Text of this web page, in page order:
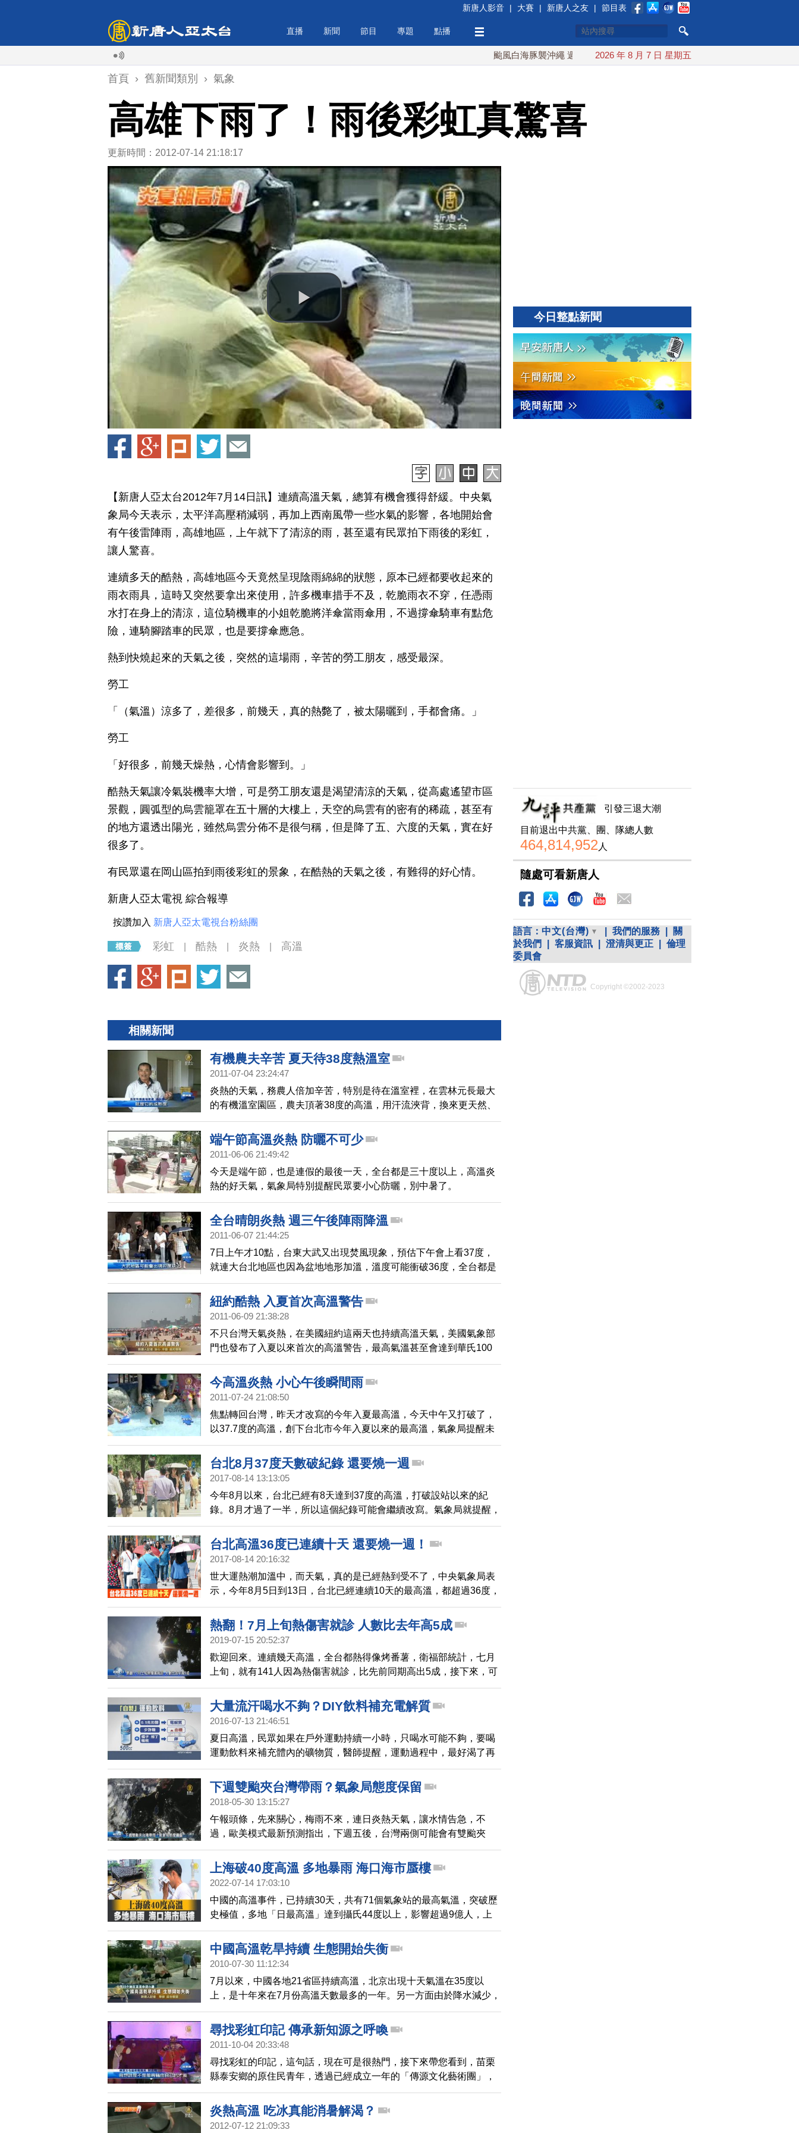
新唐人影音 | 大賽 | 新唐人之友 | 節目表
直播 新聞 節目 專題 點播
颱風白海豚襲沖繩 週末最近台灣 10日登陸浙江 川普預透露美伊談判進展 美彈藥
2026 年 8 月 7 日 星期五
首頁 › 舊新聞類別 › 氣象
高雄下雨了！雨後彩虹真驚喜
更新時間：2012-07-14 21:18:17
【新唐人亞太台2012年7月14日訊】連續高溫天氣，總算有機會獲得舒緩。中央氣
象局今天表示，太平洋高壓稍減弱，再加上西南風帶一些水氣的影響，各地開始會
有午後雷陣雨，高雄地區，上午就下了清涼的雨，甚至還有民眾拍下雨後的彩虹，
讓人驚喜。
連續多天的酷熱，高雄地區今天竟然呈現陰雨綿綿的狀態，原本已經都要收起來的
雨衣雨具，這時又突然要拿出來使用，許多機車措手不及，乾脆雨衣不穿，任憑雨
水打在身上的清涼，這位騎機車的小姐乾脆將洋傘當雨傘用，不過撐傘騎車有點危
險，連騎腳踏車的民眾，也是要撐傘應急。
熱到快燒起來的天氣之後，突然的這場雨，辛苦的勞工朋友，感受最深。
勞工
「（氣溫）涼多了，差很多，前幾天，真的熱斃了，被太陽曬到，手都會痛。」
勞工
「好很多，前幾天燥熱，心情會影響到。」
酷熱天氣讓冷氣裝機率大增，可是勞工朋友還是渴望清涼的天氣，從高處遙望市區
景觀，圓弧型的烏雲籠罩在五十層的大樓上，天空的烏雲有的密有的稀疏，甚至有
的地方還透出陽光，雖然烏雲分佈不是很勻稱，但是降了五、六度的天氣，實在好
很多了。
有民眾還在岡山區拍到雨後彩虹的景象，在酷熱的天氣之後，有難得的好心情。
新唐人亞太電視 綜合報導
按讚加入 新唐人亞太電視台粉絲團
彩虹 酷熱 炎熱 高溫
相關新聞
有機農夫辛苦 夏天待38度熱溫室
2011-07-04 23:24:47
炎熱的天氣，務農人倍加辛苦，特別是待在溫室裡，在雲林元長最大
的有機溫室園區，農夫頂著38度的高溫，用汗流浹背，換來更天然、
更漂亮的農作物，帶您去看看。
端午節高溫炎熱 防曬不可少
2011-06-06 21:49:42
今天是端午節，也是連假的最後一天，全台都是三十度以上，高溫炎
熱的好天氣，氣象局特別提醒民眾要小心防曬，別中暑了。
全台晴朗炎熱 週三午後陣雨降溫
2011-06-07 21:44:25
7日上午才10點，台東大武又出現焚風現象，預估下午會上看37度，
就連大台北地區也因為盆地地形加溫，溫度可能衝破36度，全台都是
炎熱的天氣，氣象局預測，高溫會持續到8日星期三上午，直到午後才
會有陣雨幫忙降溫度。
紐約酷熱 入夏首次高溫警告
2011-06-09 21:38:28
不只台灣天氣炎熱，在美國紐約這兩天也持續高溫天氣，美國氣象部
門也發布了入夏以來首次的高溫警告，最高氣溫甚至會達到華氏100
度，相當於攝氏37.78度，不過在度過了一個漫長寒冷的冬天後，入夏
首次的高溫天氣，反而讓紐約人更加開心。請看本台記者的報導。
今高溫炎熱 小心午後瞬間雨
2011-07-24 21:08:50
焦點轉回台灣，昨天才改寫的今年入夏最高溫，今天中午又打破了，
以37.7度的高溫，創下台北市今年入夏以來的最高溫，氣象局提醒未
來一兩天氣溫仍然會居高不下，而且還要注意午後熱對流會有瞬間大
雨、雷擊以及強陣風。不過天氣熱，自來水園區一早就擠爆了，大人
小孩泡在水裡，玩得不亦樂乎。
台北8月37度天數破紀錄 還要燒一週
2017-08-14 13:13:05
今年8月以來，台北已經有8天達到37度的高溫，打破設站以來的紀
錄。8月才過了一半，所以這個紀錄可能會繼續改寫。氣象局就提醒，
這個星期，北台灣高溫仍有可能達到37或38度，提醒民眾多注意防曬
及補充水份，高溫天氣，一直要到週末太平洋高壓減弱，水氣帶來午
後雷陣雨，才可能緩解。
台北高溫36度已連續十天 還要燒一週！
2017-08-14 20:16:32
世大運熱潮加溫中，而天氣，真的是已經熱到受不了，中央氣象局表
示，今年8月5日到13日，台北已經連續10天的最高溫，都超過36度，
而且，未來幾天，台北還是有機會出現36度以上的高溫，提醒民眾，
注意防曬、中暑。
熱翻！7月上旬熱傷害就診 人數比去年高5成
2019-07-15 20:52:37
歡迎回來。連續幾天高溫，全台都熱得像烤番薯，衛福部統計，七月
上旬，就有141人因為熱傷害就診，比先前同期高出5成，接下來，可
能會稍微降溫，因為在菲律賓東方海面的熱低壓，最快今天晚間，就
會升格成颱風，未來也不排除，直撲台灣。
大量流汗喝水不夠？DIY飲料補充電解質
2016-07-13 21:46:51
夏日高溫，民眾如果在戶外運動持續一小時，只喝水可能不夠，要喝
運動飲料來補充體內的礦物質，醫師提醒，運動過程中，最好渴了再
喝，喝水方法不要喝錯了，才不會因灌太多水，稀釋血液的電解質，
結果適得其反。
下週雙颱夾台灣帶雨？氣象局態度保留
2018-05-30 13:15:27
午報頭條，先來關心，梅雨不來，連日炎熱天氣，讓水情告急，不
過，歐美模式最新預測指出，下週五後，台灣兩側可能會有雙颱夾
擊。「觀氣象看天氣」粉絲頁指出，依歐洲模式預測，下月8日，會有
雙颱來到台灣東西2側，產生疑似藤原效應，引爆西南季風或西南氣流
北上，為台灣帶來大量降雨。不過，中央氣象局今天表示，講颱風還
彭啟明也直言，各地模式預測分歧極大，不確定性太高。
上海破40度高溫 多地暴雨 海口海市蜃樓
2022-07-14 17:03:10
中國的高溫事件，已持續30天，共有71個氣象站的最高氣溫，突破歷
史極值，多地「日最高溫」達到攝氏44度以上，影響超過9億人，上
海，也追平百年來最高紀錄。同時，多地狂風暴雨肆虐，山洪爆發，
導致人員傷亡。
中國高溫乾旱持續 生態開始失衡
2010-07-30 11:12:34
7月以來，中國各地21省區持續高溫，北京出現十天氣溫在35度以
上，是十年來在7月份高溫天數最多的一年。另一方面由於降水減少，
各地乾旱持續，導致生態開始失衡。
尋找彩虹印記 傳承新知源之呼喚
2011-10-04 20:33:48
尋找彩虹的印記，這句話，現在可是很熱門，接下來帶您看到，苗栗
縣泰安鄉的原住民青年，透過已經成立一年的「傳源文化藝術團」，
以歌舞劇的方式將原住民的傳統文化完全呈現，一起讓更多人認識彩
虹印記的美麗與活力 。
炎熱高溫 吃冰真能消暑解渴？
2012-07-12 21:09:33
今日整點新聞
引發三退大潮
目前退出中共黨、團、隊總人數
464,814,952 人
隨處可看新唐人
語言： 中文(台灣) 我們的服務
關
於我們
客服資訊 澄清與更正
倫理
委員會
Copyright ©2002-2023